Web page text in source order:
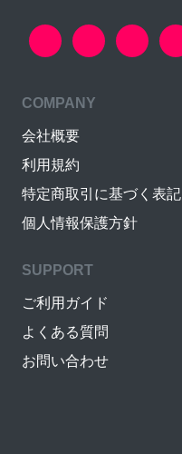
COMPANY
会社概要
利用規約
特定商取引に基づく表記
個人情報保護方針
SUPPORT
ご利用ガイド
よくある質問
お問い合わせ